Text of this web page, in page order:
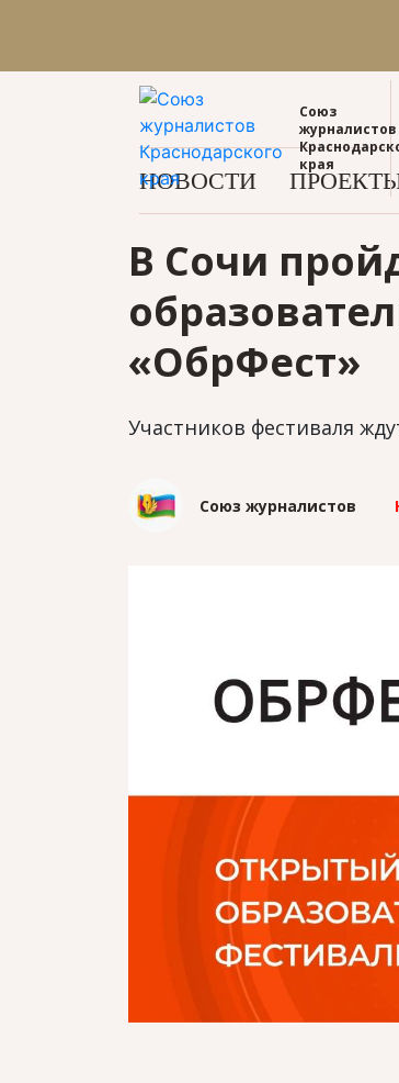
Союз
журналистов
края
НОВОСТИ
В Сочи
«ОбрФест»
Участников фестиваля
Союз журналистов